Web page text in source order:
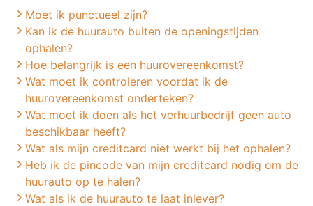
Moet ik punctueel zijn?
Kan ik de huurauto buiten de openingstijden
ophalen?
Hoe belangrijk is een huurovereenkomst?
Wat moet ik controleren voordat ik de
huurovereenkomst onderteken?
Wat moet ik doen als het verhuurbedrijf geen auto
beschikbaar heeft?
Wat als mijn creditcard niet werkt bij het ophalen?
Heb ik de pincode van mijn creditcard nodig om de
huurauto op te halen?
Wat als ik de huurauto te laat inlever?